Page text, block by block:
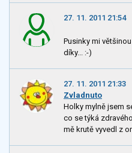
27. 11. 2011 21:54
Pusinky mi
díky... :-)
27. 11. 2011 21:33
Zvladnuto
Holky mylně jsem
co se týká
mě krutě vyvedl z